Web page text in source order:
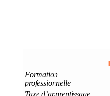
Formation
professionnelle
Taxe d’apprentissage